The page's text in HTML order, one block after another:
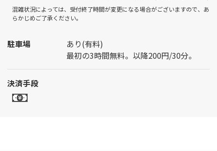
混雑状況によっては、受付終了時間が変更になる場合がございますので、あ
らかじめご了承ください。
駐車場
あり(有料)
最初の3時間無料。以降200円/30分。
決済手段